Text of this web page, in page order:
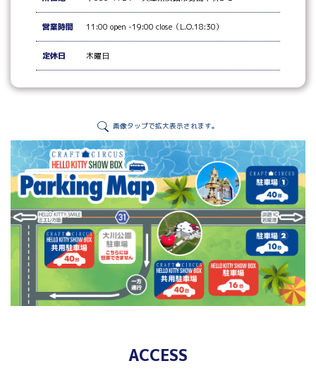
営業時間 11:00 open -19:00 close（L.O.18:30）
定休日 木曜日
画像タップで拡大表示されます。
ACCESS